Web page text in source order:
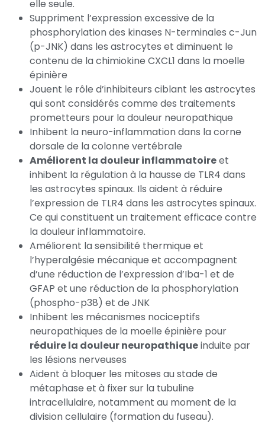
elle seule.
Suppriment l’expression excessive de la
phosphorylation des kinases N-terminales c-Jun
(p-JNK) dans les astrocytes et diminuent le
contenu de la chimiokine CXCL1 dans la moelle
épinière
Jouent le rôle d’inhibiteurs ciblant les astrocytes
qui sont considérés comme des traitements
prometteurs pour la douleur neuropathique
Inhibent la neuro-inflammation dans la corne
dorsale de la colonne vertébrale
Améliorent la douleur inflammatoireet
inhibent la régulation à la hausse de TLR4 dans
les astrocytes spinaux. Ils aident à réduire
l’expression de TLR4 dans les astrocytes spinaux.
Ce qui constituent un traitement efficace contre
la douleur inflammatoire.
Améliorent la sensibilité thermique et
l’hyperalgésie mécanique et accompagnent
d’une réduction de l’expression d’Iba-1 et de
GFAP et une réduction de la phosphorylation
(phospho-p38) et de JNK
Inhibent les mécanismes nociceptifs
neuropathiques de la moelle épinière pour
réduire la douleur neuropathiqueinduite par
les lésions nerveuses
Aident à bloquer les mitoses au stade de
métaphase et à fixer sur la tubuline
intracellulaire, notamment au moment de la
division cellulaire (formation du fuseau).